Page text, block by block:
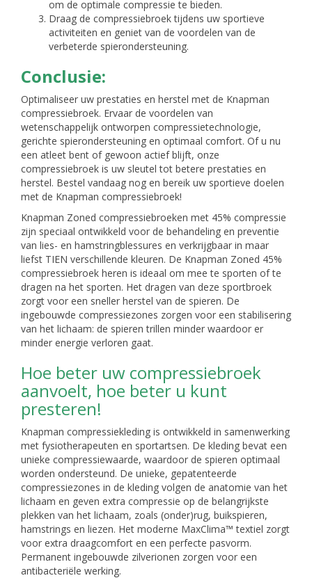
om de optimale compressie te bieden.
Draag de compressiebroek tijdens uw sportieve
activiteiten en geniet van de voordelen van de
verbeterde spierondersteuning.
Conclusie:
Optimaliseer uw prestaties en herstel met de Knapman
compressiebroek. Ervaar de voordelen van
wetenschappelijk ontworpen compressietechnologie,
gerichte spierondersteuning en optimaal comfort. Of u nu
een atleet bent of gewoon actief blijft, onze
compressiebroek is uw sleutel tot betere prestaties en
herstel. Bestel vandaag nog en bereik uw sportieve doelen
met de Knapman compressiebroek!
Knapman Zoned compressiebroeken met 45% compressie
zijn speciaal ontwikkeld voor de behandeling en preventie
van lies- en hamstringblessures en verkrijgbaar in maar
liefst TIEN verschillende kleuren. De Knapman Zoned 45%
compressiebroek heren is ideaal om mee te sporten of te
dragen na het sporten. Het dragen van deze sportbroek
zorgt voor een sneller herstel van de spieren. De
ingebouwde compressiezones zorgen voor een stabilisering
van het lichaam: de spieren trillen minder waardoor er
minder energie verloren gaat.
Hoe beter uw compressiebroek
aanvoelt, hoe beter u kunt
presteren!
Knapman compressiekleding is ontwikkeld in samenwerking
met fysiotherapeuten en sportartsen. De kleding bevat een
unieke compressiewaarde, waardoor de spieren optimaal
worden ondersteund. De unieke, gepatenteerde
compressiezones in de kleding volgen de anatomie van het
lichaam en geven extra compressie op de belangrijkste
plekken van het lichaam, zoals (onder)rug, buikspieren,
hamstrings en liezen. Het moderne MaxClima™ textiel zorgt
voor extra draagcomfort en een perfecte pasvorm.
Permanent ingebouwde zilverionen zorgen voor een
antibacteriële werking.